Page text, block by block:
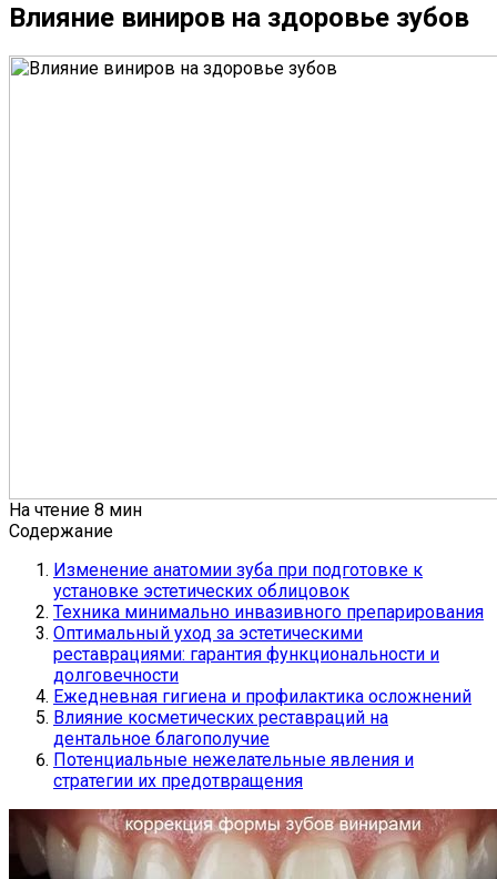
Влияние виниров на здоровье зубов
На чтение 8 мин
Содержание
Изменение анатомии зуба при подготовке к
установке эстетических облицовок
Техника минимально инвазивного препарирования
Оптимальный уход за эстетическими
реставрациями: гарантия функциональности и
долговечности
Ежедневная гигиена и профилактика осложнений
Влияние косметических реставраций на
дентальное благополучие
Потенциальные нежелательные явления и
стратегии их предотвращения